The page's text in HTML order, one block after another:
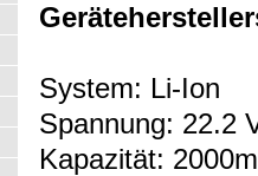
System: Li-Ion
Spannung: 22.2
Kapazität: